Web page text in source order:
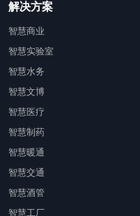
解决方案
智慧商业
智慧实验室
智慧水务
智慧文博
智慧医疗
智慧制药
智慧暖通
智慧交通
智慧酒管
智慧工厂